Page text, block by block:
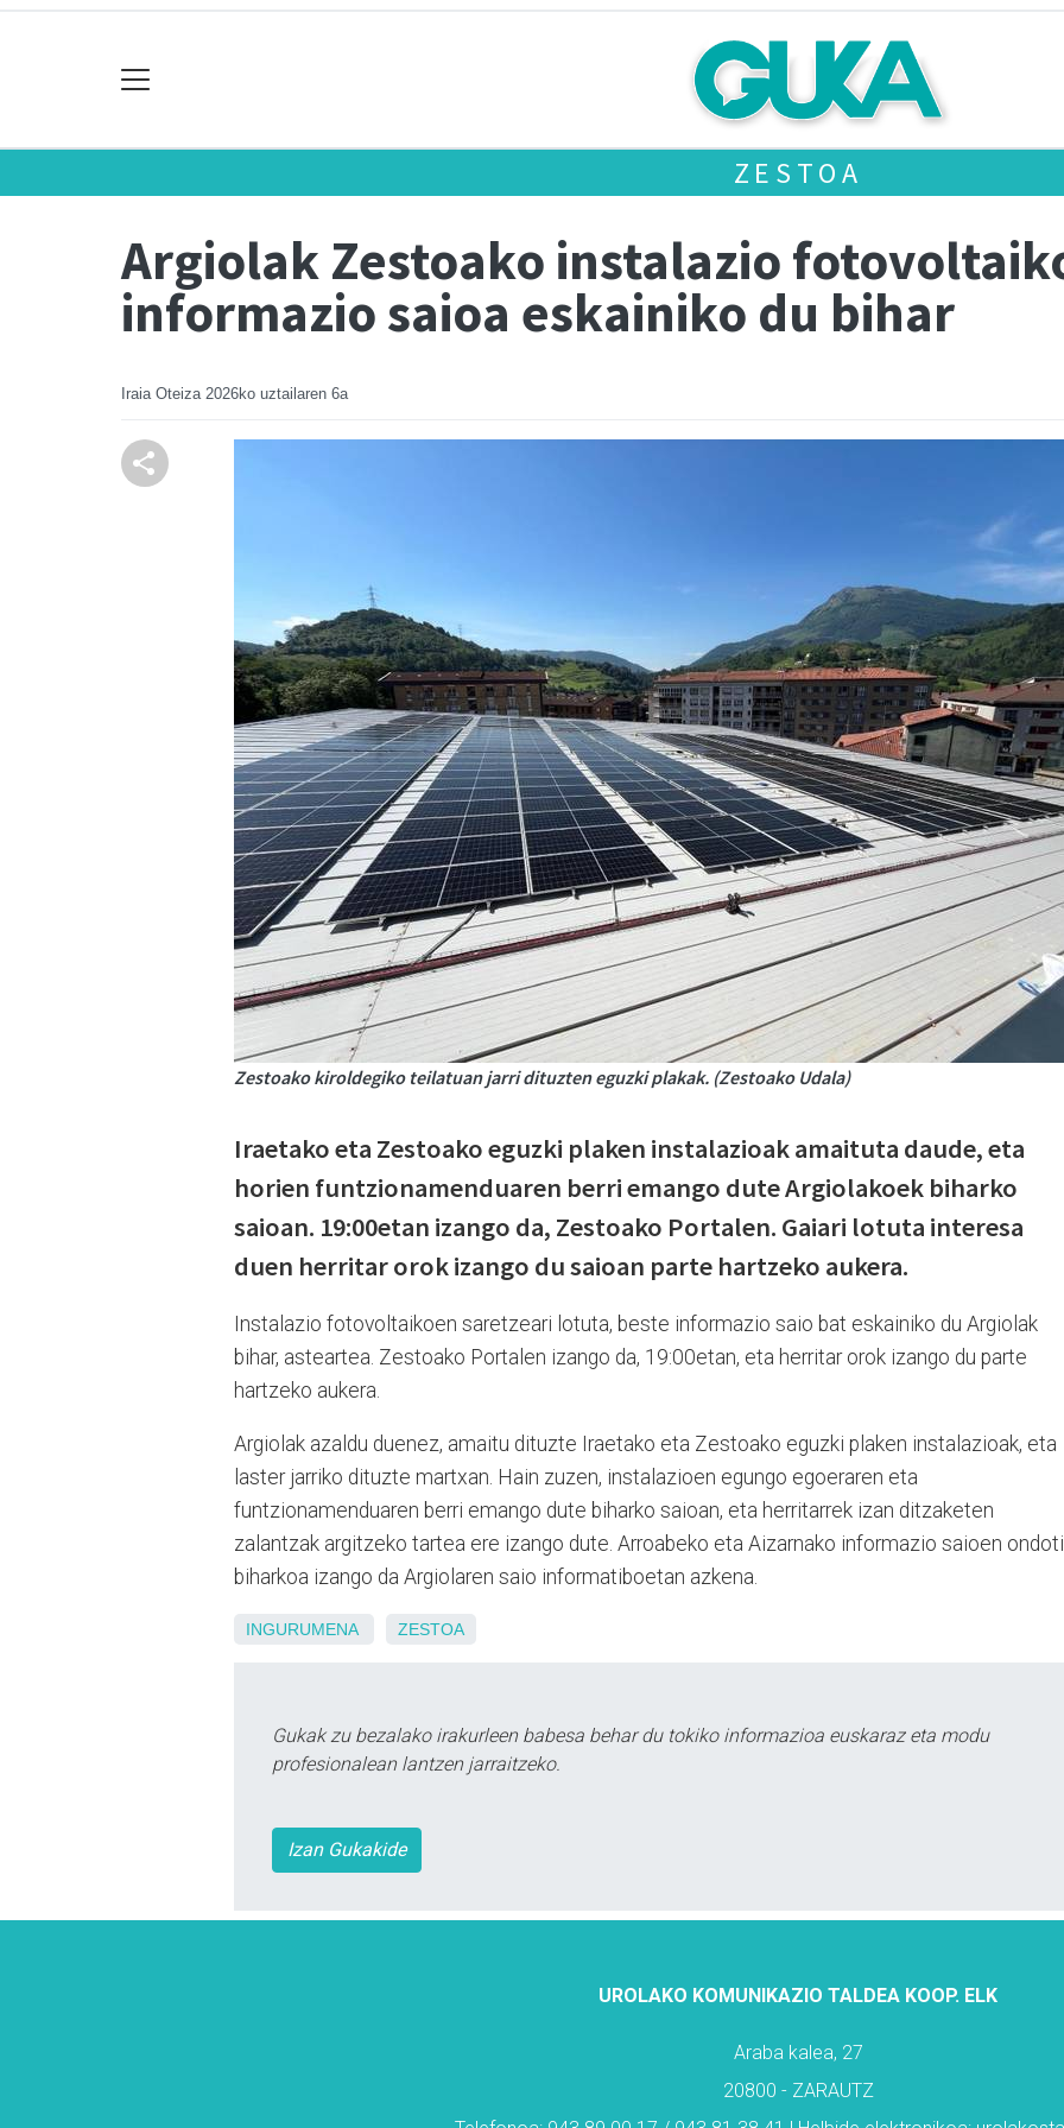
ZESTOA
Argiolak Zestoako instalazio
informazio saioa eskainiko du bihar
Iraia Oteiza 2026ko uztailaren 6a
Zestoako kiroldegiko teilatuan jarri dituzten eguzki plakak. (Zestoako Udala)
Iraetako eta Zestoako eguzki plaken instalazioak amaituta daude, eta
horien funtzionamenduaren berri emango dute Argiolakoek biharko
saioan. 19:00etan izango da, Zestoako Portalen. Gaiari lotuta interesa
duen herritar orok izango du saioan parte hartzeko aukera.
Instalazio fotovoltaikoen saretzeari lotuta, beste informazio saio bat eskainiko du Argiolak
bihar, asteartea. Zestoako Portalen izango da, 19:00etan, eta herritar orok izango du parte
hartzeko aukera.
Argiolak azaldu duenez, amaitu dituzte Iraetako eta Zestoako eguzki plaken instalazioak, eta
laster jarriko dituzte martxan. Hain zuzen, instalazioen egungo egoeraren eta
funtzionamenduaren berri emango dute biharko saioan, eta herritarrek izan ditzaketen
zalantzak argitzeko tartea ere izango dute. Arroabeko eta Aizarnako informazio saioen
biharkoa izango da Argiolaren saio informatiboetan azkena.
INGURUMENA ZESTOA
Gukak zu bezalako irakurleen babesa behar du tokiko informazioa euskaraz eta modu
profesionalean lantzen jarraitzeko.
Izan Gukakide
UROLAKO KOMUNIKAZIO TALDEA KOOP. ELK
Araba kalea, 27
20800 - ZARAUTZ